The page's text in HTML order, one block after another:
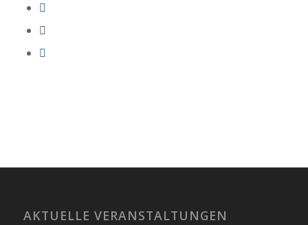
AKTUELLE VERANSTALTUNGEN